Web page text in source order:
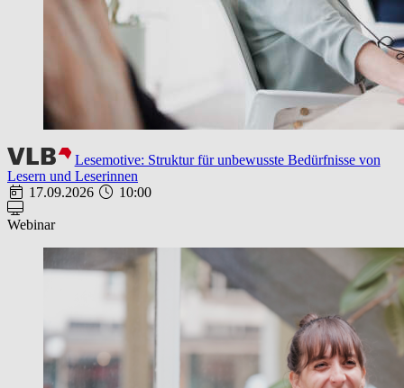
Lesemotive: Struktur für unbewusste Bedürfnisse von
Lesern und Leserinnen
17.09.2026
10:00
Webinar